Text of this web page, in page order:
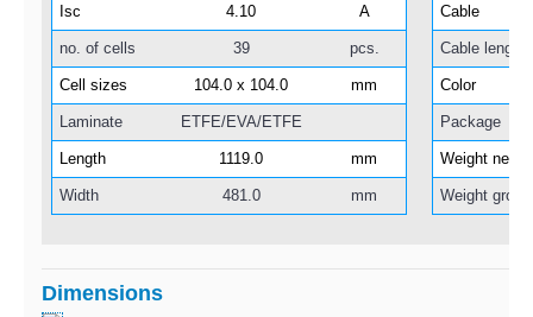
Isc 4.10 A
no. of cells 39 pcs.
Cell sizes 104.0 x 104.0 mm
Laminate ETFE/EVA/ETFE
Length 1119.0 mm
Width 481.0 mm
Cable
Cable length
Color
Package
Weight net
Weight gross
Dimensions